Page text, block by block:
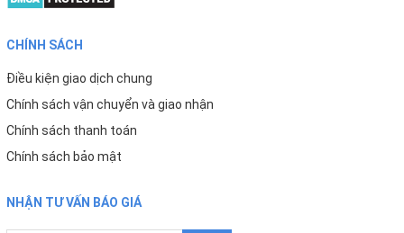
CHÍNH SÁCH
Điều kiện giao dịch chung
Chính sách vận chuyển và giao nhận
Chính sách thanh toán
Chính sách bảo mật
NHẬN TƯ VẤN BÁO GIÁ